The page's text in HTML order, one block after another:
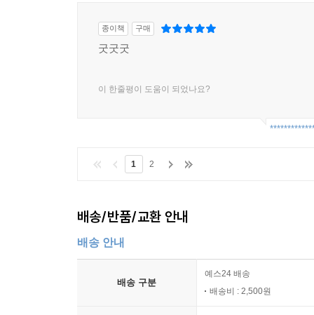
종이책 구매
굿굿굿
이 한줄평이 도움이 되었나요?
1 2
배송/반품/교환 안내
배송 안내
배송 구분
예스24 배송
배송비 : 2,500원